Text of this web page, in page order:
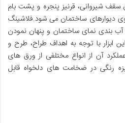
شیروانی، قرنیز پنجره و پشت بام
دیوارهای ساختمان می شود.فلاشینگ
بندی نمای ساختمان و پنهان نمودن
ابزار با توجه به اهداف طراح، طرح و
آن از انواع مختلفی از ورق های
رنگی در ضخامت های دلخواه قابل